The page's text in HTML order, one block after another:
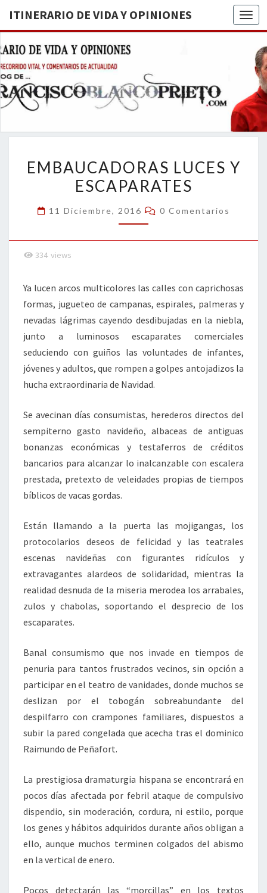
ITINERARIO DE VIDA Y OPINIONES
DE
BREVE
RECORRIDO
VITAL Y
ACTUALIDAD
LUCES
Y
EMBAUCADORAS LUCES Y
ESCAPARATES
11 Diciembre, 2016 Comentarios
0 Comentarios
334 views
Ya lucen arcos multicolores las calles con caprichosas
formas, jugueteo de campanas, espirales, palmeras y
nevadas lágrimas cayendo desdibujadas en la niebla,
junto a luminosos escaparates comerciales
seduciendo con guiños las voluntades de infantes,
jóvenes y adultos, que rompen a golpes antojadizos la
hucha extraordinaria de Navidad.
Se avecinan días consumistas, herederos directos del
sempiterno gasto navideño, albaceas de antiguas
bonanzas económicas y testaferros de créditos
bancarios para alcanzar lo inalcanzable con escalera
prestada, pretexto de veleidades propias de tiempos
bíblicos de vacas gordas.
Están llamando a la puerta las mojigangas, los
protocolarios deseos de felicidad y las teatrales
escenas navideñas con figurantes ridículos y
extravagantes alardeos de solidaridad, mientras la
realidad desnuda de la miseria merodea los arrabales,
zulos y chabolas, soportando el desprecio de los
escaparates.
Banal consumismo que nos invade en tiempos de
penuria para tantos frustrados vecinos, sin opción a
participar en el teatro de vanidades, donde muchos se
deslizan por el tobogán sobreabundante del
despilfarro con crampones familiares, dispuestos a
subir la pared congelada que acecha tras el dominico
Raimundo de Peñafort.
La prestigiosa dramaturgia hispana se encontrará en
pocos días afectada por febril ataque de compulsivo
dispendio, sin moderación, cordura, ni estilo, porque
los genes y hábitos adquiridos durante años obligan a
ello, aunque muchos terminen colgados del abismo
en la vertical de enero.
Pocos detectarán las “morcillas” en los textos